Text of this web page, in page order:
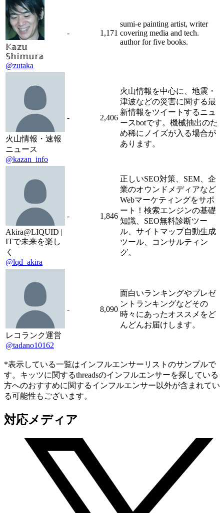
𝕂𝕒𝕫𝕦
𝕊𝕙𝕚𝕞𝕦𝕣𝕒
@zutaka
- 1,171
sumi-e painting artist, writer
covering media and tech.
author for five books.
火山情報・速報
ニュース
@kazan_info
- 2,406
火山情報を中心に、地震・
津波などの災害に関する最
新情報をツイートするニュ
ースbotです。機械抽出のた
め稀にノイズが入る場合が
あります。
Akira@LIQUID |
ITで未来を楽し
く
@lqd_akira
- 1,846
正しいSEO対策、SEM、企
業のオウンドメディアなど
Webマーケティングをサポ
ート！検索エンジンの基礎
知識、SEO無料診断ツー
ル、サイトマップ自動生成
ツール、コンサルティン
グ。
レコランク運営
@tadano10162
- 8,090
面白いランキングやプレゼ
ントランキングなどその
時々にあったオススメをど
んどんお届けします。
*表示している一覧はインフルエンサーリストのサンプルで
す。キッツに関するthreadsのインフルエンサーを探している
方へのおすすめに関するインフルエンサー以外が含まれてい
る可能性もございます。
対応メディア